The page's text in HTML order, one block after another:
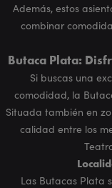
Además, estos
combinar
Butaca Plata:
Si buscas una
comodidad, la
Situada también en
calidad entre los
Las Butacas Plata